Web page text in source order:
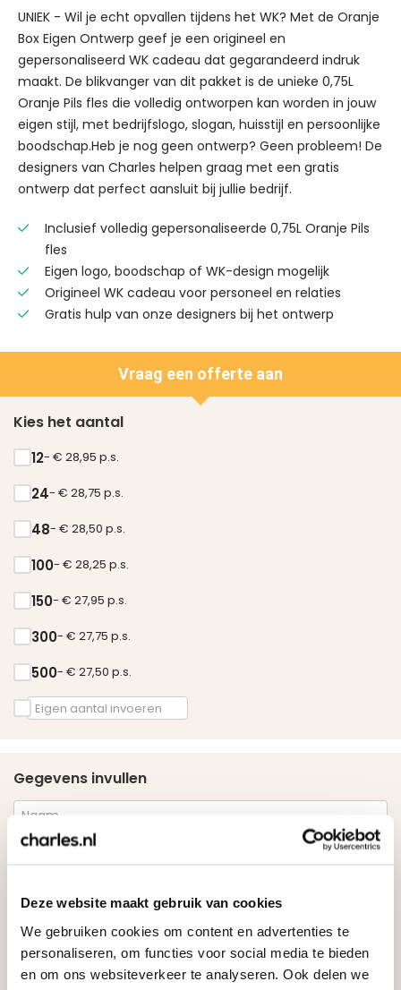
Deze website maakt gebruik van cookies
We gebruiken cookies om content en advertenties te
personaliseren, om functies voor social media te bieden
en om ons websiteverkeer te analyseren. Ook delen we
UNIEK - Wil je echt opvallen tijdens het WK? Met de Oranje
Box Eigen Ontwerp geef je een origineel en
gepersonaliseerd WK cadeau dat gegarandeerd indruk
maakt. De blikvanger van dit pakket is de unieke 0,75L
Oranje Pils fles die volledig ontworpen kan worden in jouw
eigen stijl, met bedrijfslogo, slogan, huisstijl en persoonlijke
boodschap.Heb je nog geen ontwerp? Geen probleem! De
designers van Charles helpen graag met een gratis
ontwerp dat perfect aansluit bij jullie bedrijf.
Inclusief volledig gepersonaliseerde 0,75L Oranje Pils
fles
Eigen logo, boodschap of WK-design mogelijk
Origineel WK cadeau voor personeel en relaties
Gratis hulp van onze designers bij het ontwerp
Vraag een offerte aan
Kies het aantal
12- € 28,95 p.s.
24- € 28,75 p.s.
48- € 28,50 p.s.
100- € 28,25 p.s.
150- € 27,95 p.s.
300- € 27,75 p.s.
500- € 27,50 p.s.
Gegevens invullen